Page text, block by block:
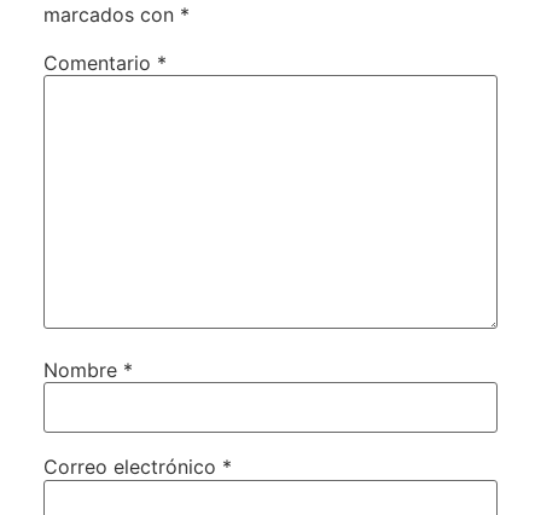
marcados con *
Comentario *
Nombre *
Correo electrónico *